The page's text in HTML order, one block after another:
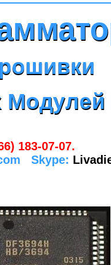
183-07-07.
Skype: